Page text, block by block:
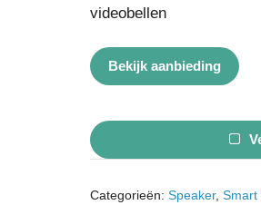
videobellen
Bekijk aanbieding
Categorieën:Speaker,Smart